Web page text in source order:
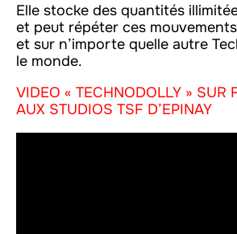
Elle stocke des quantités
et peut répéter ces
et sur n’importe quelle autre
le monde.
VIDEO « TECHNODOLLY » SUR
AUX STUDIOS TSF D’EPINAY